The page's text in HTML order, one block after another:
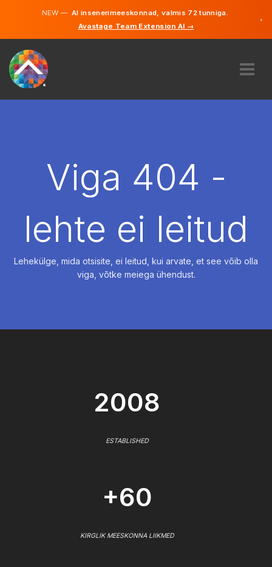
NEW —AI insenerimeeskonnad, valmis 72 tunniga.
Avastage Team Extension AI →
×
PALKAMAViga 404 -
lehte ei leitud
Lehekülge, mida otsisite, ei leitud, kui arvate, et see võib olla
viga, võtke meiega ühendust.
2008
ESTABLISHED
+60
KIRGLIK MEESKONNA LIIKMED